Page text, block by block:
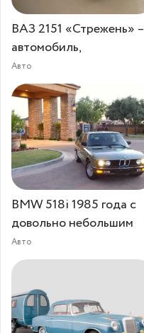
ВАЗ 2151 «Стрежень» –
автомобиль,
Авто
BMW 518i 1985 года с
довольно небольшим
Авто